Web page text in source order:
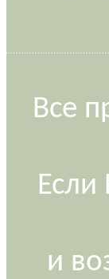
Все
и